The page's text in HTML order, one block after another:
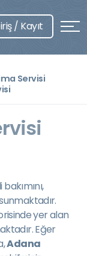
/ Kayıt
Servisi
yer alan
Eğer
Adana